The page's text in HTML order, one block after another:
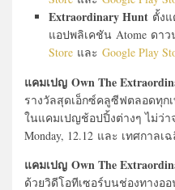
Extraordinary Hunt ตั้ง
แอปพลิเคชัน Atome ดา
Store และ Google Play
แคมเปญ Own The
รางวัลสุดเอ็กซ์คลูซีฟตลอดทุก
ในแคมเปญช้อปปิ้งต่างๆ ไม่ว่าจ
Monday, 12.12 และ เทศกาล
แคมเปญ Own The
ด้วยวิดีโอทีเซอร์บนช่องทางอ